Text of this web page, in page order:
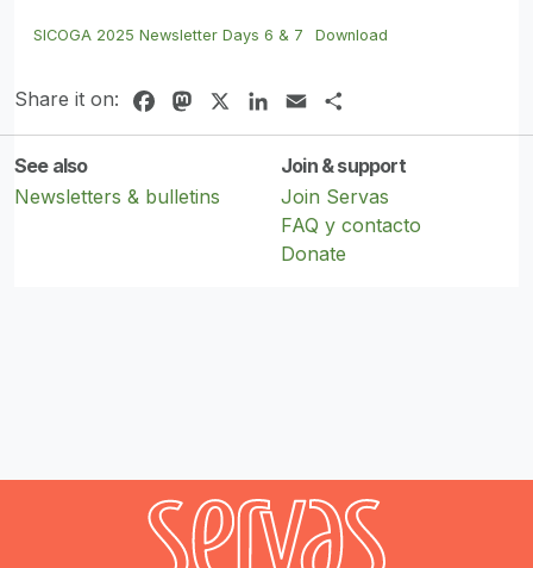
SICOGA 2025 Newsletter Days 6 & 7 Download
Share it on: FacebookMastodonLinkedIn
Email
See also
Newsletters & bulletins
Join & support
Join Servas
FAQ y contacto
Donate